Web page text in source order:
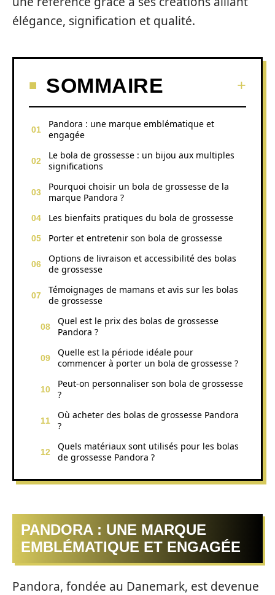
élégance, signification et qualité.
SOMMAIRE
Pandora : une marque emblématique et
engagée
Le bola de grossesse : un bijou aux multiples
significations
Pourquoi choisir un bola de grossesse de la
marque Pandora ?
Les bienfaits pratiques du bola de grossesse
Porter et entretenir son bola de grossesse
Options de livraison et accessibilité des bolas
de grossesse
Témoignages de mamans et avis sur les bolas
de grossesse
Quel est le prix des bolas de grossesse
Pandora ?
Quelle est la période idéale pour
commencer à porter un bola de grossesse ?
Peut-on personnaliser son bola de grossesse
?
Où acheter des bolas de grossesse Pandora
?
Quels matériaux sont utilisés pour les bolas
de grossesse Pandora ?
PANDORA : UNE MARQUE
EMBLÉMATIQUE ET ENGAGÉE
Pandora, fondée au Danemark, est devenue